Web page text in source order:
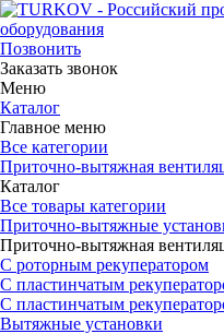
Позвонить
Заказать звонок
Меню
Каталог
Главное меню
Все категории
Приточно-вытяжная
Каталог
Все товары категории
Приточно-вытяжные
Приточно-вытяжная
С роторным рекуператором
С пластинчатым
С пластинчатым
Вытяжные установки